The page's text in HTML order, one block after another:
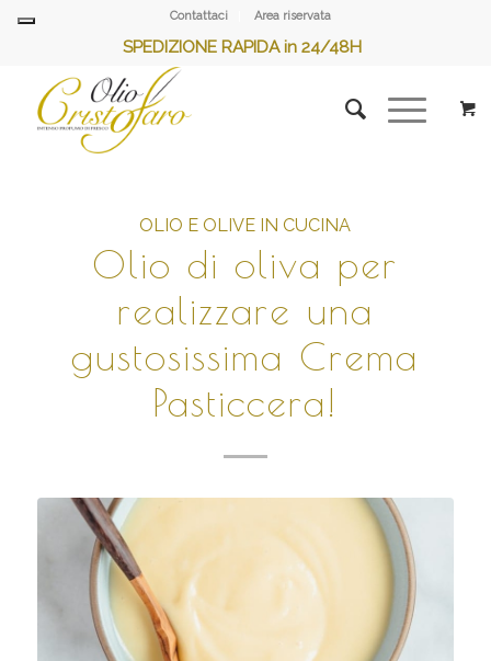
Contattaci Area riservata
SPEDIZIONE RAPIDA in 24/48H
OLIO E OLIVE IN CUCINA
Olio di oliva per
realizzare una
gustosissima Crema
Pasticcera!